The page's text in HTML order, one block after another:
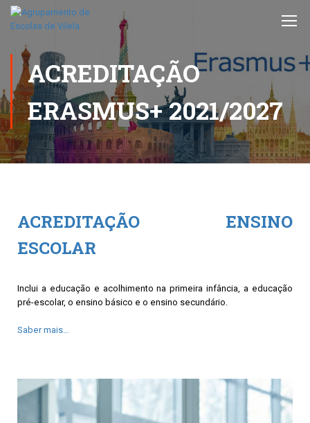
ACREDITAÇÃO
ERASMUS+ 2021/2027
ACREDITAÇÃO ENSINO
ESCOLAR
Inclui a educação e acolhimento na primeira infância, a educação
pré-escolar, o ensino básico e o ensino secundário.
Saber mais…